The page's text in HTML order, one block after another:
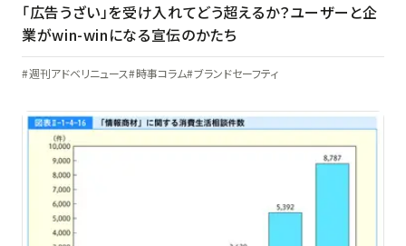
「広告うざい」を受け入れてどう超えるか？ユーザーと企
業がwin-winになる宣伝のかたち
週刊アドベリニュース 時事コラム ブランドセーフティ